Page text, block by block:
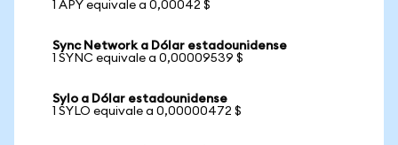
1 APY equivale a 0,00042 $
Sync Network a Dólar estadounidense
1 SYNC equivale a 0,00009539 $
Sylo a Dólar estadounidense
1 SYLO equivale a 0,00000472 $